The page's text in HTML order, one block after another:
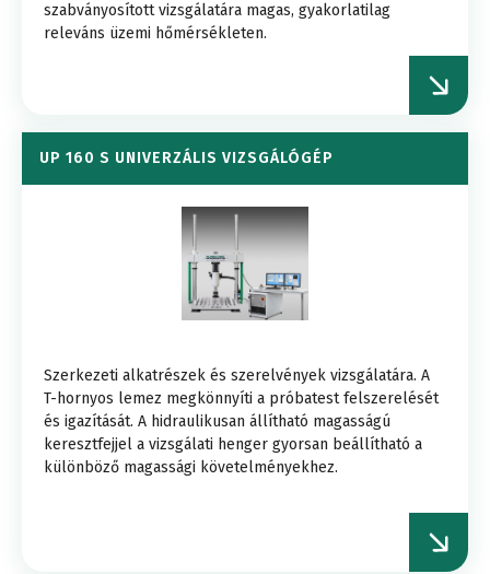
szabványosított vizsgálatára magas, gyakorlatilag
releváns üzemi hőmérsékleten.
UP 160 S UNIVERZÁLIS VIZSGÁLÓGÉP
Szerkezeti alkatrészek és szerelvények vizsgálatára. A
T-hornyos lemez megkönnyíti a próbatest felszerelését
és igazítását. A hidraulikusan állítható magasságú
keresztfejjel a vizsgálati henger gyorsan beállítható a
különböző magassági követelményekhez.